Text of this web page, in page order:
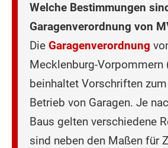
Welche Bestimmungen
Garagenverordnung von
Die Garagenverordnung
Mecklenburg-Vorpommern
beinhaltet Vorschriften
Betrieb von Garagen. Je
Baus gelten verschiedene
sind neben den Maßen für